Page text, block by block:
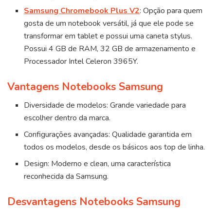
Samsung Chromebook Plus V2: Opção para quem
gosta de um notebook versátil, já que ele pode se
transformar em tablet e possui uma caneta stylus.
Possui 4 GB de RAM, 32 GB de armazenamento e
Processador Intel Celeron 3965Y.
Vantagens Notebooks Samsung
Diversidade de modelos: Grande variedade para
escolher dentro da marca.
Configurações avançadas: Qualidade garantida em
todos os modelos, desde os básicos aos top de linha.
Design: Moderno e clean, uma característica
reconhecida da Samsung.
Desvantagens Notebooks Samsung